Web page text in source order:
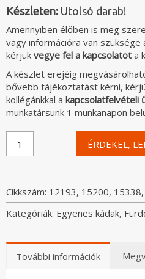
Készleten: Utolsó darab!
Amennyiben élőben is meg
vagy információra van
kérjük vegye fel a kapcsolatot a
A készlet erejéig
bővebb tájékoztatást kérni,
kollégánkkal a kapcsolatfelvételi
munkatársunk 1 munkanapon
Acryl
egyenes
fürdőkád
+
vázszerkezet
ÉRDEKEL,
Cikkszám: 12193, 15200,
Kategóriák: Egyenes kádak,
További információk